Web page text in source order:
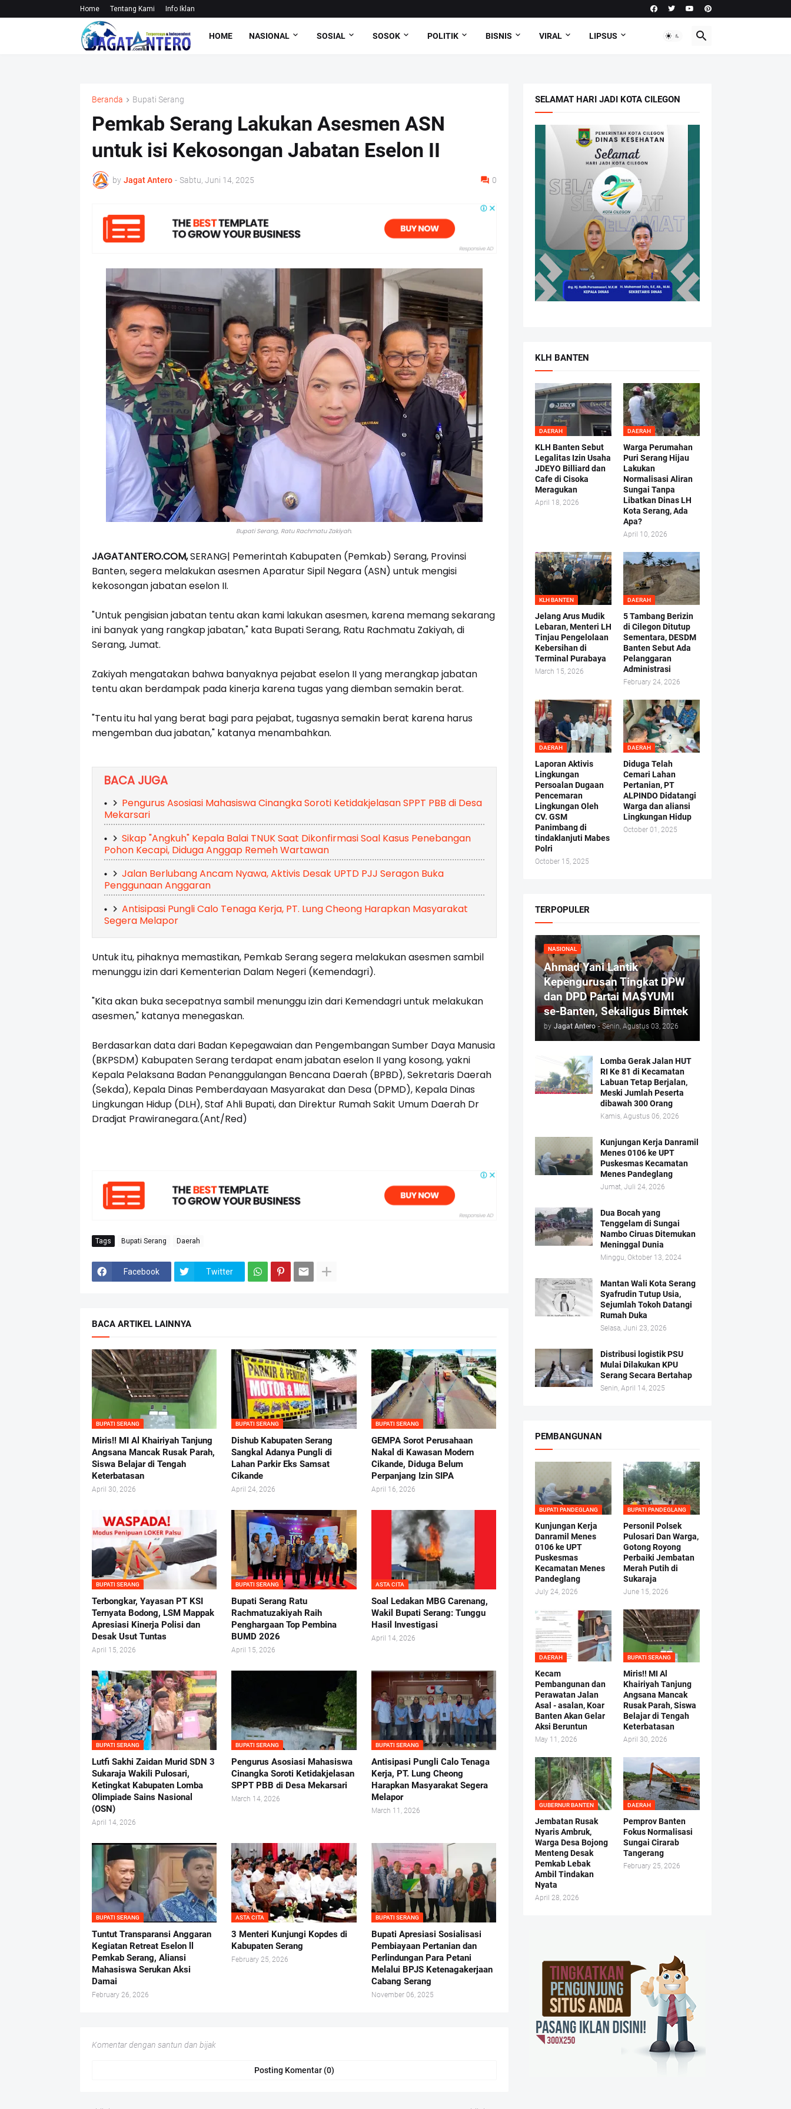
Home Tentang Kami Info Iklan
HOME NASIONAL SOSIAL SOSOK POLITIK BISNIS VIRAL LIPSUS
Beranda Bupati Serang
Pemkab Serang Lakukan Asesmen ASN
untuk isi Kekosongan Jabatan Eselon II
by Jagat Antero - Sabtu, Juni 14, 2025 0
Bupati Serang, Ratu Rachmatu Zakiyah.
JAGATANTERO.COM,SERANG| Pemerintah Kabupaten (Pemkab) Serang, Provinsi
Banten, segera melakukan asesmen Aparatur Sipil Negara (ASN) untuk mengisi
kekosongan jabatan eselon II.
"Untuk pengisian jabatan tentu akan kami lakukan asesmen, karena memang sekarang
ini banyak yang rangkap jabatan," kata Bupati Serang, Ratu Rachmatu Zakiyah, di
Serang, Jumat.
Zakiyah mengatakan bahwa banyaknya pejabat eselon II yang merangkap jabatan
tentu akan berdampak pada kinerja karena tugas yang diemban semakin berat.
"Tentu itu hal yang berat bagi para pejabat, tugasnya semakin berat karena harus
mengemban dua jabatan," katanya menambahkan.
BACA JUGA
Pengurus Asosiasi Mahasiswa Cinangka Soroti Ketidakjelasan SPPT PBB di Desa
Mekarsari
Sikap "Angkuh" Kepala Balai TNUK Saat Dikonfirmasi Soal Kasus Penebangan
Pohon Kecapi, Diduga Anggap Remeh Wartawan
Jalan Berlubang Ancam Nyawa, Aktivis Desak UPTD PJJ Seragon Buka
Penggunaan Anggaran
Antisipasi Pungli Calo Tenaga Kerja, PT. Lung Cheong Harapkan Masyarakat
Segera Melapor
Untuk itu, pihaknya memastikan, Pemkab Serang segera melakukan asesmen sambil
menunggu izin dari Kementerian Dalam Negeri (Kemendagri).
"Kita akan buka secepatnya sambil menunggu izin dari Kemendagri untuk melakukan
asesmen," katanya menegaskan.
Berdasarkan data dari Badan Kepegawaian dan Pengembangan Sumber Daya Manusia
(BKPSDM) Kabupaten Serang terdapat enam jabatan eselon II yang kosong, yakni
Kepala Pelaksana Badan Penanggulangan Bencana Daerah (BPBD), Sekretaris Daerah
(Sekda), Kepala Dinas Pemberdayaan Masyarakat dan Desa (DPMD), Kepala Dinas
Lingkungan Hidup (DLH), Staf Ahli Bupati, dan Direktur Rumah Sakit Umum Daerah Dr
Dradjat Prawiranegara.(Ant/Red)
Tags Bupati Serang Daerah
Facebook Twitter
BACA ARTIKEL LAINNYA
BUPATI SERANG
Miris!! MI Al Khairiyah Tanjung
Angsana Mancak Rusak Parah,
Siswa Belajar di Tengah
Keterbatasan
April 30, 2026
BUPATI SERANG
Dishub Kabupaten Serang
Sangkal Adanya Pungli di
Lahan Parkir Eks Samsat
Cikande
April 24, 2026
BUPATI SERANG
GEMPA Sorot Perusahaan
Nakal di Kawasan Modern
Cikande, Diduga Belum
Perpanjang Izin SIPA
April 16, 2026
BUPATI SERANG
Terbongkar, Yayasan PT KSI
Ternyata Bodong, LSM Mappak
Apresiasi Kinerja Polisi dan
Desak Usut Tuntas
April 15, 2026
BUPATI SERANG
Bupati Serang Ratu
Rachmatuzakiyah Raih
Penghargaan Top Pembina
BUMD 2026
April 15, 2026
ASTA CITA
Soal Ledakan MBG Carenang,
Wakil Bupati Serang: Tunggu
Hasil Investigasi
April 14, 2026
BUPATI SERANG
Lutfi Sakhi Zaidan Murid SDN 3
Sukaraja Wakili Pulosari,
Ketingkat Kabupaten Lomba
Olimpiade Sains Nasional
(OSN)
April 14, 2026
BUPATI SERANG
Pengurus Asosiasi Mahasiswa
Cinangka Soroti Ketidakjelasan
SPPT PBB di Desa Mekarsari
March 14, 2026
BUPATI SERANG
Antisipasi Pungli Calo Tenaga
Kerja, PT. Lung Cheong
Harapkan Masyarakat Segera
Melapor
March 11, 2026
BUPATI SERANG
Tuntut Transparansi Anggaran
Kegiatan Retreat Eselon ll
Pemkab Serang, Aliansi
Mahasiswa Serukan Aksi
Damai
February 26, 2026
ASTA CITA
3 Menteri Kunjungi Kopdes di
Kabupaten Serang
February 25, 2026
BUPATI SERANG
Bupati Apresiasi Sosialisasi
Pembiayaan Pertanian dan
Perlindungan Para Petani
Melalui BPJS Ketenagakerjaan
Cabang Serang
November 06, 2025
Komentar dengan santun dan bijak
Posting Komentar (0)
SELAMAT HARI JADI KOTA CILEGON
KLH BANTEN
DAERAH
KLH Banten Sebut
Legalitas Izin Usaha
JDEYO Billiard dan
Cafe di Cisoka
Meragukan
April 18, 2026
DAERAH
Warga Perumahan
Puri Serang Hijau
Lakukan
Normalisasi Aliran
Sungai Tanpa
Libatkan Dinas LH
Kota Serang, Ada
Apa?
April 10, 2026
KLH BANTEN
Jelang Arus Mudik
Lebaran, Menteri LH
Tinjau Pengelolaan
Kebersihan di
Terminal Purabaya
March 15, 2026
DAERAH
5 Tambang Berizin
di Cilegon Ditutup
Sementara, DESDM
Banten Sebut Ada
Pelanggaran
Administrasi
February 24, 2026
DAERAH
Laporan Aktivis
Lingkungan
Persoalan Dugaan
Pencemaran
Lingkungan Oleh
CV. GSM
Panimbang di
tindaklanjuti Mabes
Polri
October 15, 2025
DAERAH
Diduga Telah
Cemari Lahan
Pertanian, PT
ALPINDO Didatangi
Warga dan aliansi
Lingkungan Hidup
October 01, 2025
TERPOPULER
NASIONAL
Ahmad Yani Lantik
Kepengurusan Tingkat DPW
dan DPD Partai MASYUMI
se-Banten, Sekaligus Bimtek
by Jagat Antero - Senin, Agustus 03, 2026
Lomba Gerak Jalan HUT
RI Ke 81 di Kecamatan
Labuan Tetap Berjalan,
Meski Jumlah Peserta
dibawah 300 Orang
Kamis, Agustus 06, 2026
Kunjungan Kerja Danramil
Menes 0106 ke UPT
Puskesmas Kecamatan
Menes Pandeglang
Jumat, Juli 24, 2026
Dua Bocah yang
Tenggelam di Sungai
Nambo Ciruas Ditemukan
Meninggal Dunia
Minggu, Oktober 13, 2024
Mantan Wali Kota Serang
Syafrudin Tutup Usia,
Sejumlah Tokoh Datangi
Rumah Duka
Selasa, Juni 23, 2026
Distribusi logistik PSU
Mulai Dilakukan KPU
Serang Secara Bertahap
Senin, April 14, 2025
PEMBANGUNAN
BUPATI PANDEGLANG
Kunjungan Kerja
Danramil Menes
0106 ke UPT
Puskesmas
Kecamatan Menes
Pandeglang
July 24, 2026
BUPATI PANDEGLANG
Personil Polsek
Pulosari Dan Warga,
Gotong Royong
Perbaiki Jembatan
Merah Putih di
Sukaraja
June 15, 2026
DAERAH
Kecam
Pembangunan dan
Perawatan Jalan
Asal - asalan, Koar
Banten Akan Gelar
Aksi Beruntun
May 11, 2026
BUPATI SERANG
Miris!! MI Al
Khairiyah Tanjung
Angsana Mancak
Rusak Parah, Siswa
Belajar di Tengah
Keterbatasan
April 30, 2026
GUBERNUR BANTEN
Jembatan Rusak
Nyaris Ambruk,
Warga Desa Bojong
Menteng Desak
Pemkab Lebak
Ambil Tindakan
Nyata
April 28, 2026
DAERAH
Pemprov Banten
Fokus Normalisasi
Sungai Cirarab
Tangerang
February 25, 2026